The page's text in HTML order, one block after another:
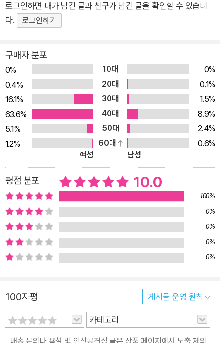
멈은 조수 치즈와 함께 몰래 문방구를 염탐하는데 문방구에서 파
는 안경 게임기가 영 수상해 보여요. 한편 <방과 후 할망 문방구
해 수선을 떠는 거라고 생각합니다. 하지만 시간이 갈수록 좀비처
럼 변해 가는 아이들에 점차 두려움을 느낀 똥방구 할망. 똥방구
할망은 똥볶이 할멈이 시킨 대로 좀비 게임기를 만든 사람을 혼쭐
내고 아이들에게 소중한 일상을 돌려주는 히어로 역할을 하게 되
지요. 겨우 좀비 게임기에서 벗어났다 싶었는데 이번엔 햇살초에
귀신이 나타난다는 소문이 학교 앞 골목을 덮칩니다. 아이들은 삼
삼오오 모이기만 하면 귀신 이야기에 여념이 없는데요, 참다못한
똥볶이 할멈은 조수 치즈와 함께 학교로 출동합니다. 하지만 어느
새 치즈는 삼십육계 줄행랑을 치고, 혈혈단신의 몸으로 귀신과 마
주하게 된 똥볶이 할멈. 팽팽한 기 싸움을 벌이는 사이, 치즈가 지
원군과 다시 돌아오는데, 그는 바로 똥방구 할망입니다. 귀신의
사무친 한을 짐작하고 있었던 똥방구 할망은 소원 마법으로 귀신
의 소원을 이루어 주고, 이에 감동받은 귀신은 미련 없이 햇살초
를 떠나게 되지요. 좀비 게임기도, 귀신 소동도 모두 사라진 햇살
초등학교 앞은 평화롭기 그지없습니다. 감당하기 어려운 많은 고
민과 숙제들로 벅찬 햇살초 아이들에게 똥볶이 할멈과 똥방구 할
로들이 준비한 이벤트는 무엇일까요? ‘한 아이를 키우려면 온 마
성장하기 위해서는 한 가정만이 아니라 학교, 이웃, 사회 모두의
사랑과 관심이 지속적으로 필요하다는 이야기입니다. <똥볶이
로그인하면 내가 남긴 글과 친구가 남긴 글을 확인할 수 있습니
다.
로그인하기
구매자 분포
0% 10대
0%
0.4%
20대
0.1%
16.1%
30대
1.5%
63.6%
40대
8.9%
5.1%
50대
2.4%
1.2%
60대
0.6%
여성
남성
평점 분포 10.0
100%
0%
0%
0%
0%
100자평 게시물 운영 원칙
카테고리